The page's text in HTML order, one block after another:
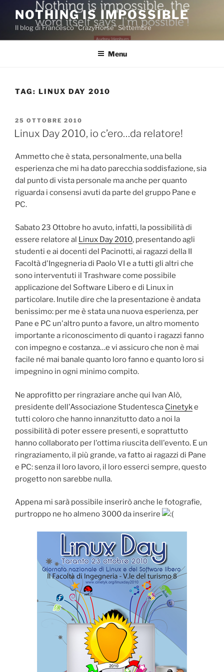
contenuto
NOTHING IS IMPOSSIBLE
Il blog di Francesco "CrazyHorse" Settembre
Menu
TAG: LINUX DAY 2010
PUBBLICATO
IL
25 OTTOBRE 2010
Linux Day 2010, io c’ero…da relatore!
Ammetto che è stata, personalmente, una bella
esperienza che mi ha dato parecchia soddisfazione, sia
dal punto di vista personale ma anche per quanto
riguarda i consensi avuti da parte del gruppo Pane e
PC.
Sabato 23 Ottobre ho avuto, infatti, la possibilità di
essere relatore al Linux Day 2010, presentando agli
studenti e ai docenti del Pacinotti, ai ragazzi della II
Facoltà d'Ingegneria di Paolo VI e a tutti gli altri che
sono interventuti il Trashware come possibile
applicazione del Software Libero e di Linux in
particolare. Inutile dire che la presentazione è andata
benissimo: per me è stata una nuova esperienza, per
Pane e PC un'altro punto a favore, un altro momento
importante a riconoscimento di quanto i ragazzi fanno
con impegno e costanza…e vi assicuro che non è mai
facile né mai banale quanto loro fanno e quanto loro si
impegnino in ogni minimo compito.
Ne approfitto per ringraziare anche qui Ivan Alò,
presidente dell'Associazione Studentesca Cinetyke
tutti coloro che hanno innanzitutto dato a noi la
possibilità di poter essere presenti, e soprattutto
hanno collaborato per l'ottima riuscita dell'evento. E un
ringraziamento, il più grande, va fatto ai ragazzi di Pane
e PC: senza il loro lavoro, il loro esserci sempre, questo
progetto non sarebbe nulla.
Appena mi sarà possibile inserirò anche le fotografie,
purtroppo ne ho almeno 3000 da inserire